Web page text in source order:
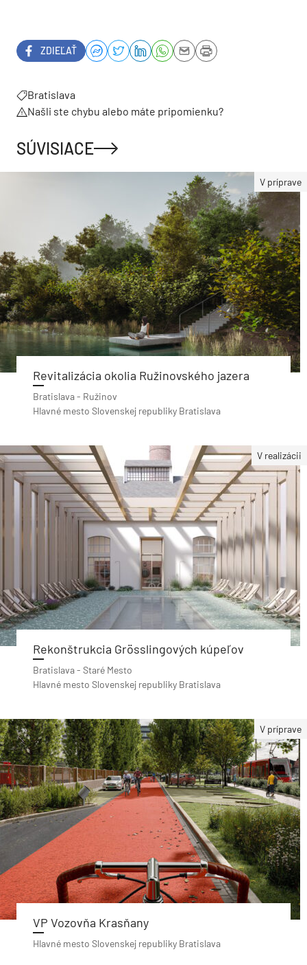
ZDIEĽAŤ
Bratislava
Našli ste chybu alebo máte pripomienku?
SÚVISIACE
V príprave
Revitalizácia okolia Ružinovského jazera
Bratislava - Ružinov
Hlavné mesto Slovenskej republiky Bratislava
V realizácii
Rekonštrukcia Grösslingových kúpeľov
Bratislava - Staré Mesto
Hlavné mesto Slovenskej republiky Bratislava
V príprave
VP Vozovňa Krasňany
Hlavné mesto Slovenskej republiky Bratislava